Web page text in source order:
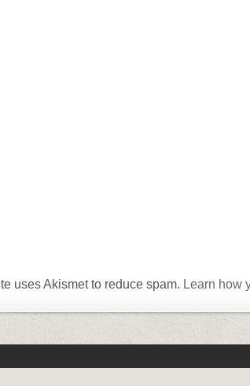
uses Akismet to reduce spam. Learn how